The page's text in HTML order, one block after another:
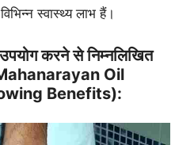
स्वास्थ्य लाभ हैं।
करने से निम्नलिखित
Oil
Benefits):